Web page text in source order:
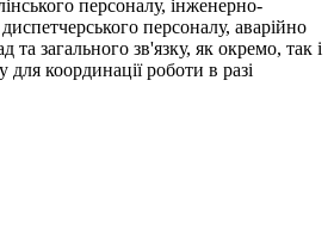
персоналу, інженерно-
персоналу, аварійно
та загального зв'язку, як окремо, так і
для координації роботи в разі